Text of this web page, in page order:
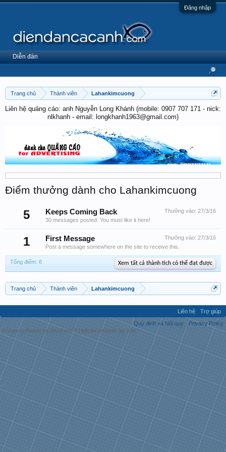
Đăng nhập
Trang chủ Thành viên Lahankimcuong
Liên hệ quảng cáo: anh Nguyễn Long Khánh (mobile: 0907 707 171 - nick:
nlkhanh - email: longkhanh1963@gmail.com)
Điểm thưởng dành cho Lahankimcuong
5 Thưởng vào: 27/3/16
Keeps Coming Back
30 messages posted. You must like it here!
1 Thưởng vào: 27/3/16
First Message
Post a message somewhere on the site to receive this.
Tổng điểm: 6 Xem tất cả thành tích có thể đạt được
Trang chủ Thành viên Lahankimcuong
Diễn đàn
Liên hệ
Trợ giúp
Quy định và Nội quy
Privacy Policy
Forum software by XenForo™ | Media embeds by s9e